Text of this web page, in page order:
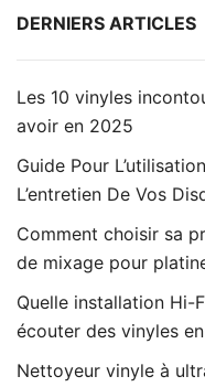
DERNIERS ARTICLES
Les 10 vinyles
avoir en 2025
Guide Pour
L’entretien De Vos
Comment choisir sa
de mixage pour
Quelle installation Hi-
écouter des vinyles
Nettoyeur vinyle à